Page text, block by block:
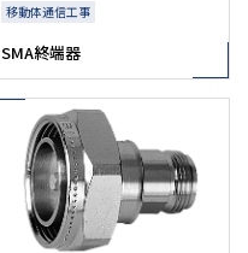
移動体通信工事
SMA終端器